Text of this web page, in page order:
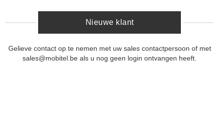
Nieuwe klant
Gelieve contact op te nemen met uw sales contactpersoon of met
sales@mobitel.be als u nog geen login ontvangen heeft.